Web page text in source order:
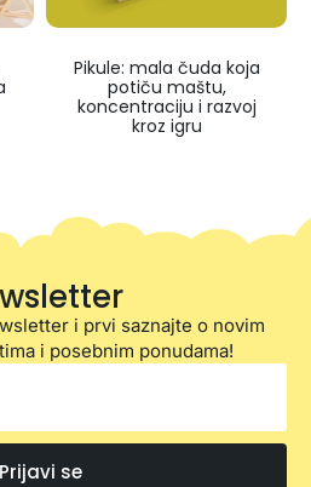
Pikule: mala čuda koja
potiču maštu,
koncentraciju i razvoj
kroz igru
i prvi saznajte o novim
i posebnim ponudama!
Prijavi se